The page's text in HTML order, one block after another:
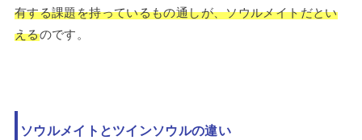
有する課題を持っているもの通しが、ソウルメイトだとい
えるのです。
ソウルメイトとツインソウルの違い